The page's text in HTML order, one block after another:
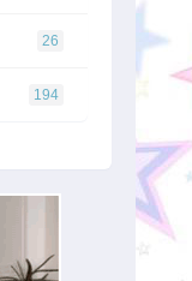
26
194